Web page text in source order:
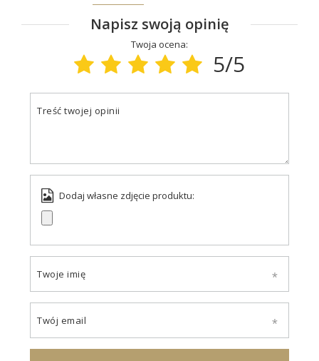
Napisz swoją opinię
Twoja ocena:
5/5
Treść twojej opinii
Dodaj własne zdjęcie produktu:
Twoje imię
Twój email